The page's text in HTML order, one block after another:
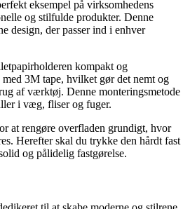
eksempel på virksomhedens
og stilfulde produkter. Denne
design, der passer ind i enhver
kompakt og
med 3M tape, hvilket gør det nemt og
af værktøj. Denne monteringsmetode
i væg, fliser og fuger.
at rengøre overfladen grundigt, hvor
Herefter skal du trykke den hårdt fast
og pålidelig fastgørelse.